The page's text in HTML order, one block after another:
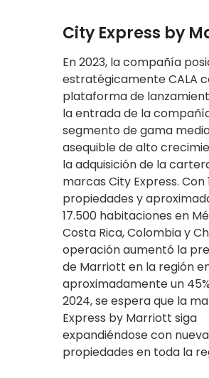
City Express by
En 2023, la compañía
estratégicamente CALA
plataforma de
la entrada de la
segmento de gama
asequible de alto
la adquisición de la
marcas City Express. Con
propiedades y
17.500 habitaciones en
Costa Rica, Colombia y
operación aumentó la
de Marriott en la región
aproximadamente un
2024, se espera que la
Express by Marriott siga
expandiéndose con
propiedades en toda la